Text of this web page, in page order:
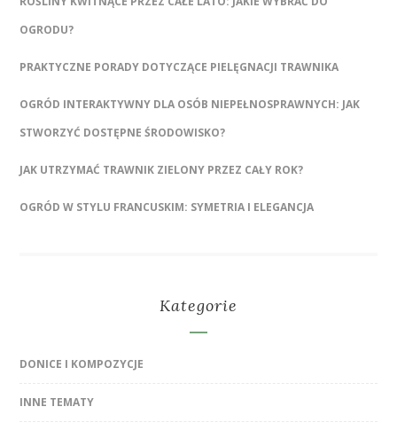
OGRODU?
PRAKTYCZNE PORADY DOTYCZĄCE PIELĘGNACJI TRAWNIKA
OGRÓD INTERAKTYWNY DLA OSÓB NIEPEŁNOSPRAWNYCH: JAK
STWORZYĆ DOSTĘPNE ŚRODOWISKO?
JAK UTRZYMAĆ TRAWNIK ZIELONY PRZEZ CAŁY ROK?
OGRÓD W STYLU FRANCUSKIM: SYMETRIA I ELEGANCJA
Kategorie
DONICE I KOMPOZYCJE
INNE TEMATY